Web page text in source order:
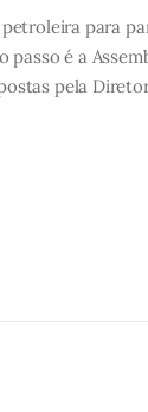
para
é a
pela